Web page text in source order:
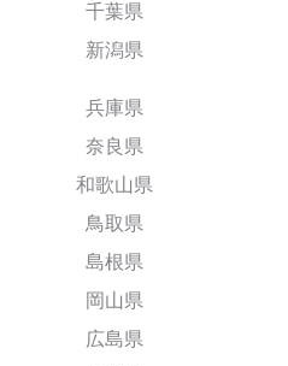
千葉県
新潟県
兵庫県
奈良県
和歌山県
鳥取県
島根県
岡山県
広島県